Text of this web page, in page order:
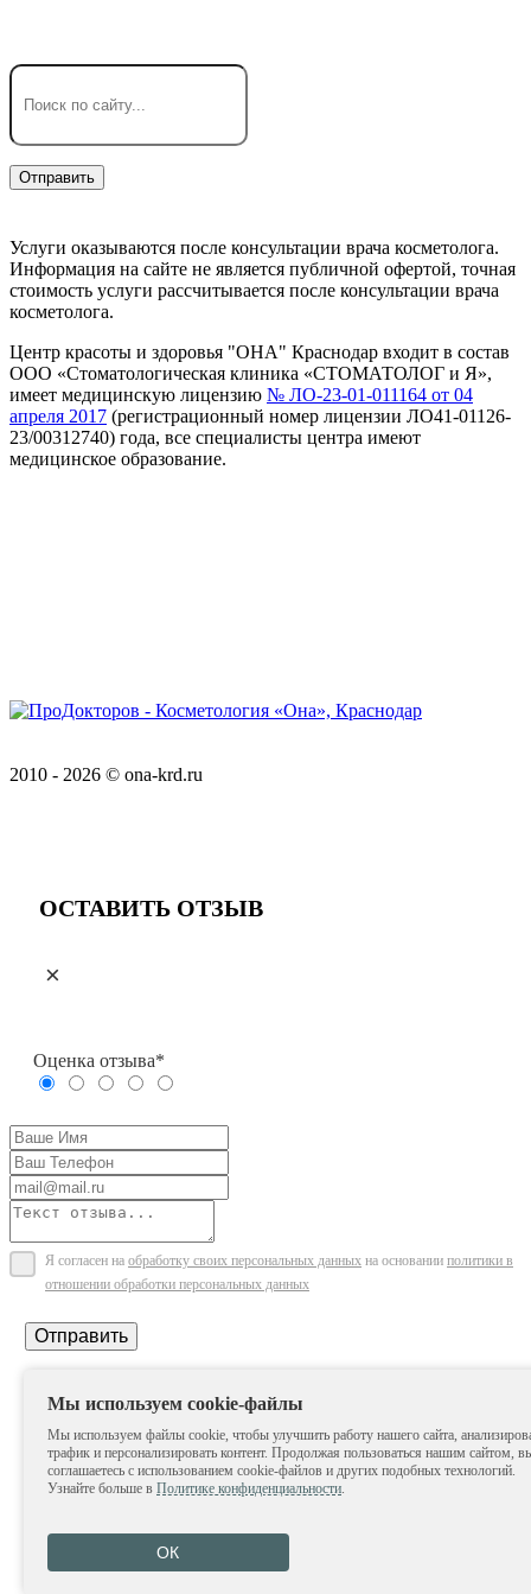
Услуги оказываются после консультации врача косметолога.
Информация на сайте не является публичной офертой, точная
стоимость услуги рассчитывается после консультации врача
косметолога.
Центр красоты и здоровья "ОНА" Краснодар входит в состав
ООО «Стоматологическая клиника «СТОМАТОЛОГ и Я»,
имеет медицинскую лицензию № ЛО-23-01-011164 от 04
апреля 2017 (регистрационный номер лицензии ЛО41-01126-
23/00312740) года, все специалисты центра имеют
медицинское образование.
2010 - 2026 © ona-krd.ru
ОСТАВИТЬ ОТЗЫВ
×
Оценка отзыва*
Я согласен на обработку своих персональных данных на основании политики в
отношении обработки персональных данных
Отправить
Мы используем cookie-файлы
Мы используем файлы cookie, чтобы улучшить работу нашего сайта,
трафик и персонализировать контент. Продолжая пользоваться нашим сайтом,
соглашаетесь с использованием cookie-файлов и других подобных технологий.
Узнайте больше в Политике конфиденциальности.
ОК